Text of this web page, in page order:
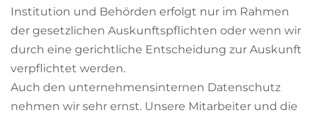
Institution und Behörden erfolgt nur im Rahmen
der gesetzlichen Auskunftspflichten oder wenn wir
durch eine gerichtliche Entscheidung zur Auskunft
verpflichtet werden.
Auch den unternehmensinternen Datenschutz
nehmen wir sehr ernst. Unsere Mitarbeiter und die